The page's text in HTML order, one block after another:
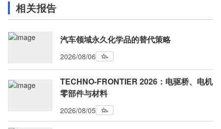
相关报告
汽车领域永久化学品的替代策略
2026/08/06
TECHNO-FRONTIER 2026：电驱桥、电机
零部件与材料
2026/08/05